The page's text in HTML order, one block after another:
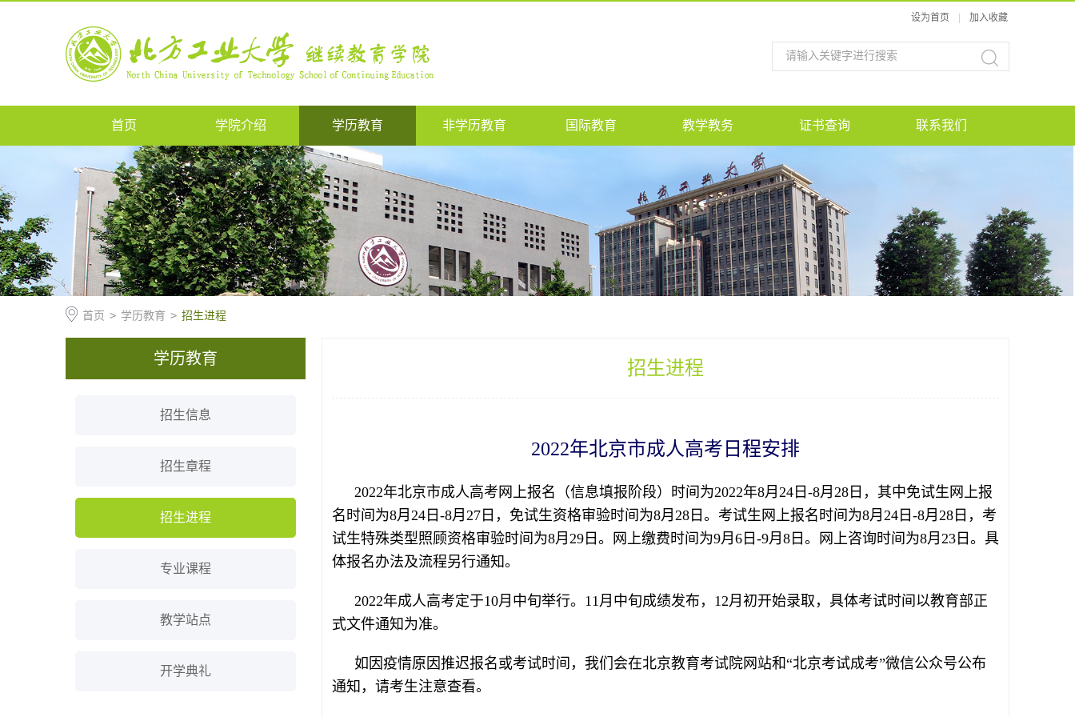
设为首页 加入收藏
首页 学院介绍 学历教育 非学历教育 国际教育 教学教务 证书查询 联系我们
首页 > 学历教育 > 招生进程
学历教育
招生信息
招生章程
招生进程
专业课程
教学站点
开学典礼
招生进程
2022年北京市成人高考日程安排
2022年北京市成人高考网上报名（信息填报阶段）时间为2022年8月24日-8月28日，其中免试生网上报
名时间为8月24日-8月27日，免试生资格审验时间为8月28日。考试生网上报名时间为8月24日-8月28日，考
试生特殊类型照顾资格审验时间为8月29日。网上缴费时间为9月6日-9月8日。网上咨询时间为8月23日。具
体报名办法及流程另行通知。
2022年成人高考定于10月中旬举行。11月中旬成绩发布，12月初开始录取，具体考试时间以教育部正
式文件通知为准。
如因疫情原因推迟报名或考试时间，我们会在北京教育考试院网站和“北京考试成考”微信公众号公布
通知，请考生注意查看。